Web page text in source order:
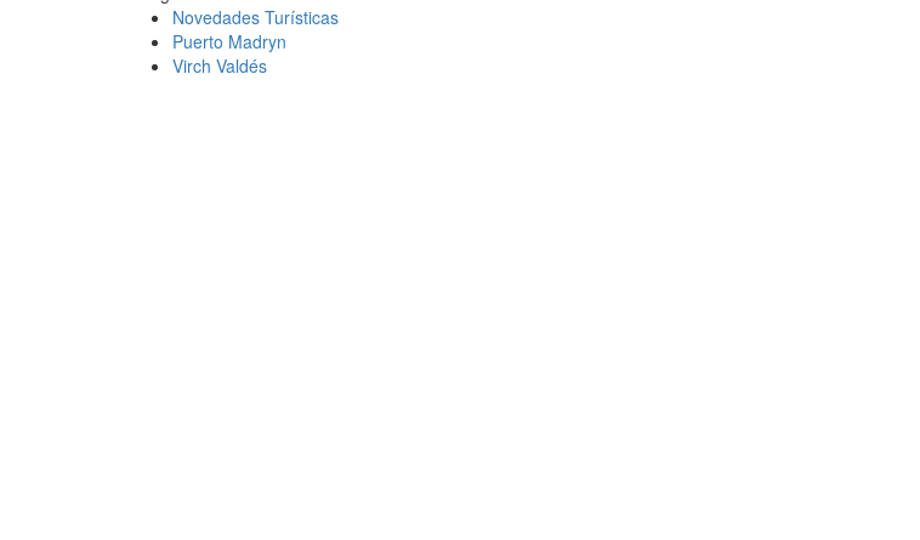
Novedades Turísticas
Puerto Madryn
Virch Valdés